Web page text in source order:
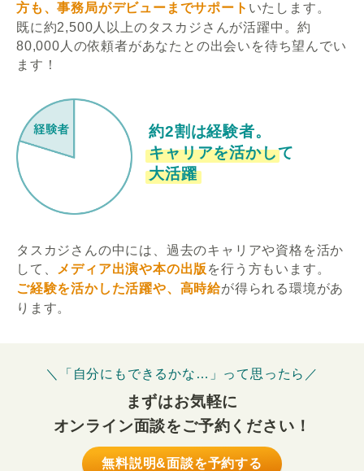
方も、事務局がデビューまでサポート いたします。
既に約2,500人以上のタスカジさんが活躍中。約
80,000人の依頼者があなたとの出会いを待ち望んでい
ます！
約2割は経験者。
キャリアを活かして
大活躍
タスカジさんの中には、過去のキャリアや資格を活か
して、
メディア出演や本の出版 を行う方もいます。
ご経験を活かした活躍や、高時給が得られる環境があ
ります。
＼「自分にもできるかな…」って思ったら／
まずはお気軽に
オンライン面談をご予約ください！
無料説明&面談を予約する